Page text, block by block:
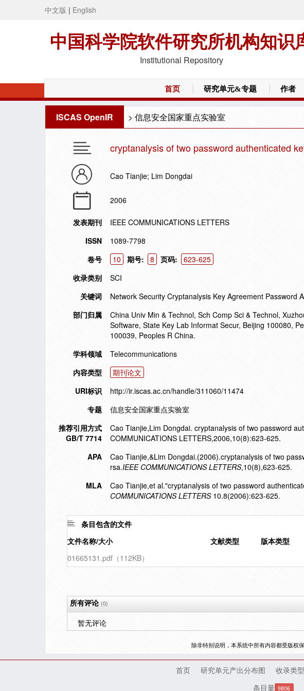
中文版 | English
中国科学院软件研究所机构知识
Institutional Repository
首页 研究单元&专题 作者
ISCAS OpenIR > 信息安全国家重点实验室
cryptanalysis of two password authenticated
Cao Tianjie; Lim Dongdai
2006
发表期刊
IEEE COMMUNICATIONS LETTERS
ISSN
1089-7798
卷号
10 期号: 8 页码:
623-625
收录类别
SCI
关键词
Network Security Cryptanalysis Key Agreement Password
部门归属
China Univ Min & Technol, Sch Comp Sci & Technol,
Software, State Key Lab Informat Secur, Beijing 100080,
100039, Peoples R China.
学科领域
Telecommunications
内容类型
期刊论文
URI标识
http://ir.iscas.ac.cn/handle/311060/11474
专题
信息安全国家重点实验室
推荐引用方式
GB/T 7714
Cao Tianjie,Lim Dongdai. cryptanalysis of two password
COMMUNICATIONS LETTERS,2006,10(8):623-625.
APA
Cao Tianjie,&Lim Dongdai.(2006).cryptanalysis of two
rsa.IEEE COMMUNICATIONS LETTERS,10(8),623-625.
MLA
Cao Tianjie,et al."cryptanalysis of two password
COMMUNICATIONS LETTERS10.8(2006):623-625.
条目包含的文件
文件名称/大小
文献类型 版本类型
01665131.pdf（112KB）
所有评论(0)
暂无评论
除非特别说明，本系统中所有内容都受版权
首页 研究单元产出分布图 收录类
条目量 9806